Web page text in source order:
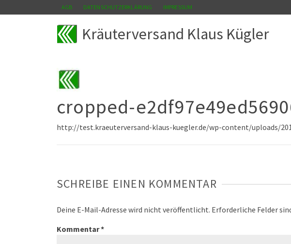
AGB DATENSCHUTZERKLÄRUNG IMPRESSUM
Kräuterversand Klaus Kügler
cropped-
http://test.kraeuterversand-klaus-kuegler.de/wp-content/uploads/
SCHREIBE EINEN KOMMENTAR
Deine E-Mail-Adresse wird nicht veröffentlicht. Erforderliche Felder
Kommentar*